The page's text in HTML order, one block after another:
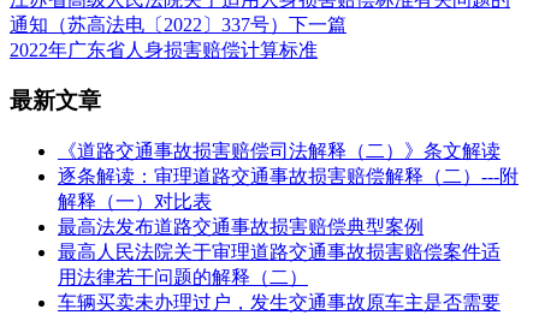
通知（苏高法电〔2022〕337号） 下一篇
2022年广东省人身损害赔偿计算标准
最新文章
《道路交通事故损害赔偿司法解释（二）》条文解读
逐条解读：审理道路交通事故损害赔偿解释（二）---附
解释（一）对比表
最高法发布道路交通事故损害赔偿典型案例
最高人民法院关于审理道路交通事故损害赔偿案件适
用法律若干问题的解释（二）
车辆买卖未办理过户，发生交通事故原车主是否需要